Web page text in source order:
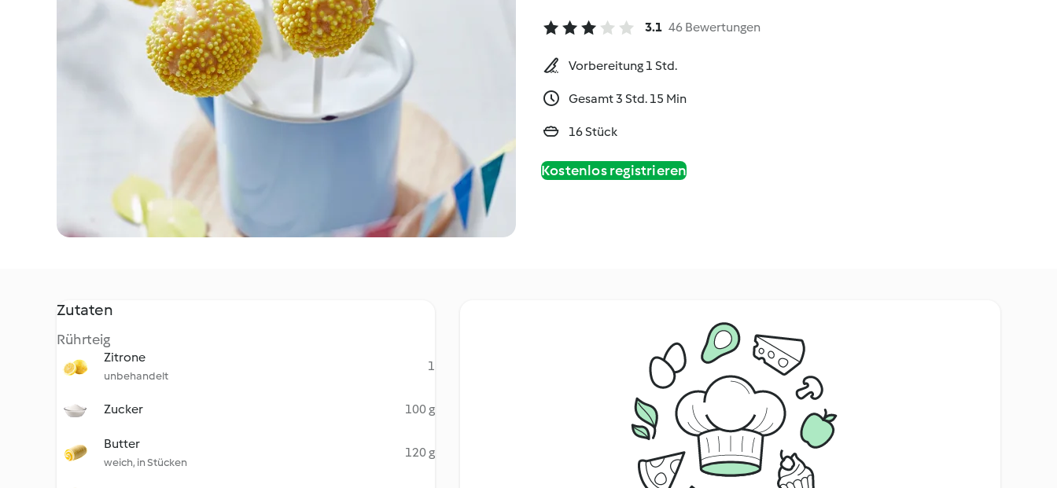
3.1 46 Bewertungen
Vorbereitung 1 Std.
Gesamt 3 Std. 15 Min
16 Stück
Kostenlos registrieren
Zutaten
Rührteig
Zitrone
unbehandelt
1
Zucker 100 g
Butter
weich, in Stücken
120 g